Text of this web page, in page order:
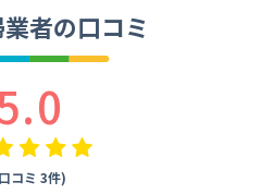
者の口コミ
コミ 3件)